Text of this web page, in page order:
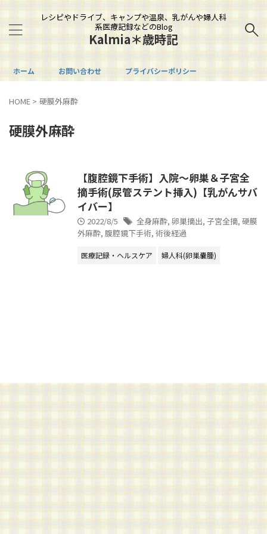
レシピやドライブ、キャンプや温泉、乳がんや婦人科
系医療記録などのBlog
Kalmia＊歳時記
ホーム お問い合わせ プライバシーポリシー
HOME > 硬膜外麻酔
硬膜外麻酔
【腹腔鏡下手術】入院～卵巣＆子宮全
摘手術(尿管ステント挿入)【乳がんサバ
イバー】
2022/8/5 全身麻酔, 卵巣摘出, 子宮全摘, 硬膜
外麻酔, 腹腔鏡下手術, 術後経過
医療記録・ヘルスケア 婦人科(卵巣嚢腫)